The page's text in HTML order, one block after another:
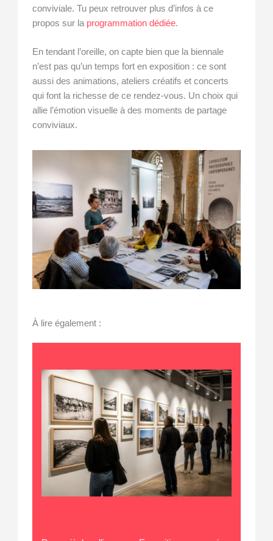
conviviale. Tu peux retrouver plus d’infos à ce
propos sur la programmation dédiée.
En tendant l’oreille, on capte bien que la biennale
n’est pas qu’un temps fort en exposition : ce sont
aussi des animations, ateliers créatifs et concerts
qui font la richesse de ce rendez-vous. Un choix qui
allie l’émotion visuelle à des moments de partage
conviviaux.
À lire également :